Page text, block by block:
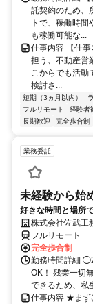
託契約のため、
トで、稼働時
も稼働可能な...
仕事内容 【仕
担う、不動産営
こからでも活
検討さ...
短期（3ヵ月以内）
フルリモート
経験者
長期歓迎
完全歩合制
業務委託
未経験から始
好きな時間と場所
株式会社佐武工
フルリモート
完全歩合制
勤務時間詳細
OK！ 残業一切
できるため、私
仕事内容 ★まず